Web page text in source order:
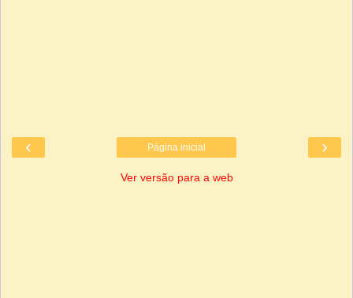
‹ ›
Página inicial
Ver versão para a web